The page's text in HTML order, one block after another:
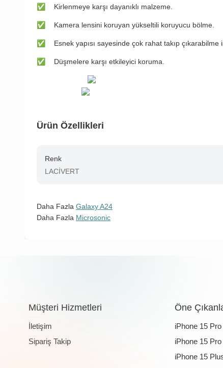
✅ Kirlenmeye karşı dayanıklı malzeme.
✅ Kamera lensini koruyan yükseltili koruyucu bölme.
✅ Esnek yapısı sayesinde çok rahat takıp çıkarabilme
✅ Düşmelere karşı etkileyici koruma.
Ürün Özellikleri
Renk
LACİVERT
Daha Fazla Galaxy A24
Daha Fazla Microsonic
Müşteri Hizmetleri
İletişim
Sipariş Takip
Öne
iPhone 15
iPhone 15 Pro
iPhone 15